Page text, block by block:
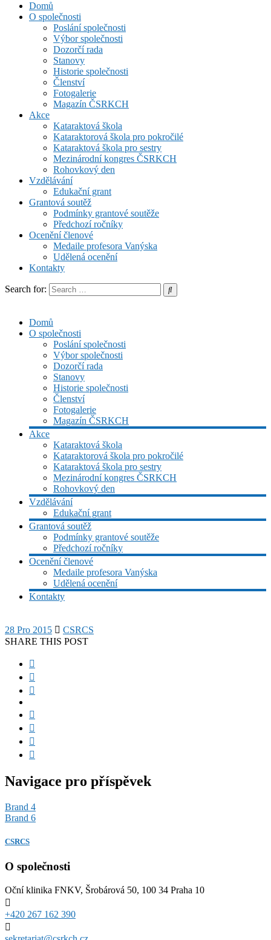
Domů
O společnosti
Poslání společnosti
Výbor společnosti
Dozorčí rada
Stanovy
Historie společnosti
Členství
Fotogalerie
Magazín ČSRKCH
Akce
Kataraktová škola
Kataraktorová škola pro pokročilé
Kataraktová škola pro sestry
Mezinárodní kongres ČSRKCH
Rohovkový den
Vzdělávání
Edukační grant
Grantová soutěž
Podmínky grantové soutěže
Předchozí ročníky
Ocenění členové
Medaile profesora Vanýska
Udělená ocenění
Kontakty
Search for:
Domů
O společnosti
Poslání společnosti
Výbor společnosti
Dozorčí rada
Stanovy
Historie společnosti
Členství
Fotogalerie
Magazín ČSRKCH
Akce
Kataraktová škola
Kataraktorová škola pro pokročilé
Kataraktová škola pro sestry
Mezinárodní kongres ČSRKCH
Rohovkový den
Vzdělávání
Edukační grant
Grantová soutěž
Podmínky grantové soutěže
Předchozí ročníky
Ocenění členové
Medaile profesora Vanýska
Udělená ocenění
Kontakty
28 Pro 2015
CSRCS
SHARE THIS POST
Navigace pro příspěvek
Brand 4
Brand 6
CSRCS
O společnosti
Oční klinika FNKV, Šrobárová 50, 100 34 Praha 10
+420 267 162 390